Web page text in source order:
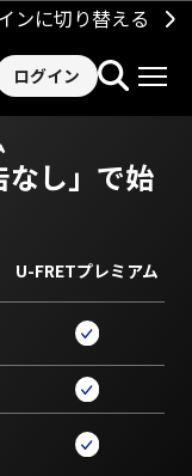
ンに切り替える
ログイン
なし」で始
U-FRETプレミアム